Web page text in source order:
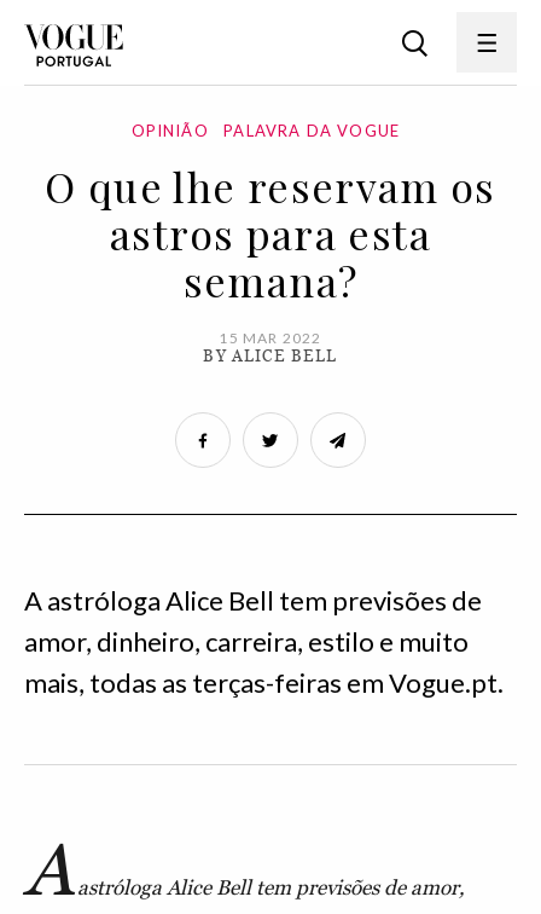
OPINIÃO PALAVRA DA VOGUE
O que lhe reservam os
astros para esta
semana?
15 MAR 2022
BY ALICE BELL
A astróloga Alice Bell tem previsões de
amor, dinheiro, carreira, estilo e muito
mais, todas as terças-feiras em Vogue.pt.
Aastróloga Alice Bell tem previsões de amor,